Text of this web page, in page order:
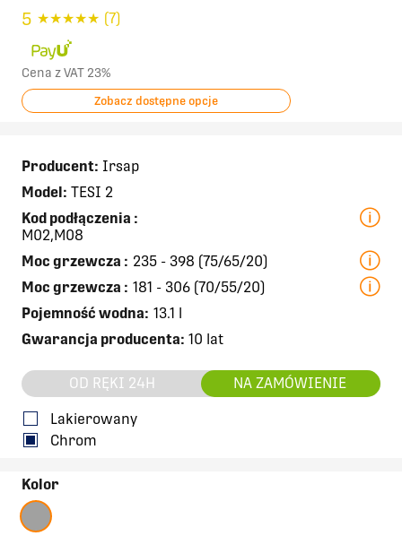
5 ★★★★★ (7)
Cena z VAT 23%
Zobacz dostępne opcje
Producent: Irsap
Model: TESI 2
Kod podłączenia :
M02,M08
Moc grzewcza : 235 - 398 (75/65/20)
Moc grzewcza : 181 - 306 (70/55/20)
Pojemność wodna: 13.1 l
Gwarancja producenta: 10 lat
OD RĘKI 24H NA ZAMÓWIENIE
Lakierowany
Chrom
Kolor